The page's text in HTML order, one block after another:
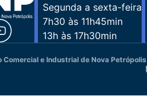
Segunda a sexta-feira
7h30 às 11h45min
13h às 17h30min
Comercial e Industrial de Nova Petrópolis